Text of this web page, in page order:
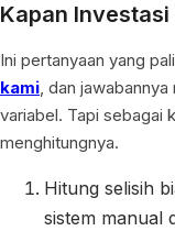
Kapan Investasi
Ini pertanyaan yang
kami, dan
variabel. Tapi sebagai
menghitungnya.
Hitung selisih
sistem manual